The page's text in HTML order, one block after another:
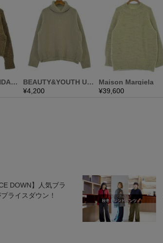
DOWN】人気ブラ
ライスダウン！